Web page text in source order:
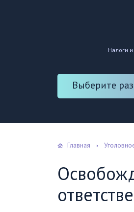
Налоги
Выберите
Главная